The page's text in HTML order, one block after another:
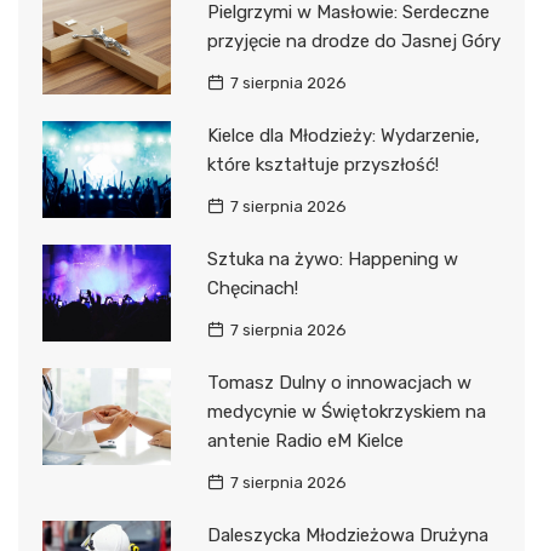
Pielgrzymi w Masłowie: Serdeczne
przyjęcie na drodze do Jasnej Góry
7 sierpnia 2026
Kielce dla Młodzieży: Wydarzenie,
które kształtuje przyszłość!
7 sierpnia 2026
Sztuka na żywo: Happening w
Chęcinach!
7 sierpnia 2026
Tomasz Dulny o innowacjach w
medycynie w Świętokrzyskiem na
antenie Radio eM Kielce
7 sierpnia 2026
Daleszycka Młodzieżowa Drużyna